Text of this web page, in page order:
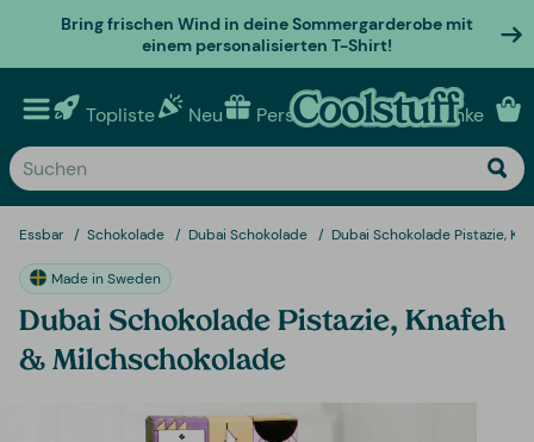
Bring frischen Wind in deine Sommergarderobe mit
einem personalisierten T-Shirt!
Topliste Neu Personalisierte geschenke
Essbar Schokolade Dubai Schokolade Dubai Schokolade Pistazie,
Made in Sweden
Dubai Schokolade Pistazie, Knafeh
& Milchschokolade